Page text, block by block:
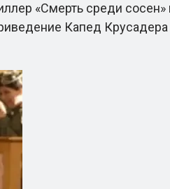
«Смерть среди сосен»
Капед Крусадера